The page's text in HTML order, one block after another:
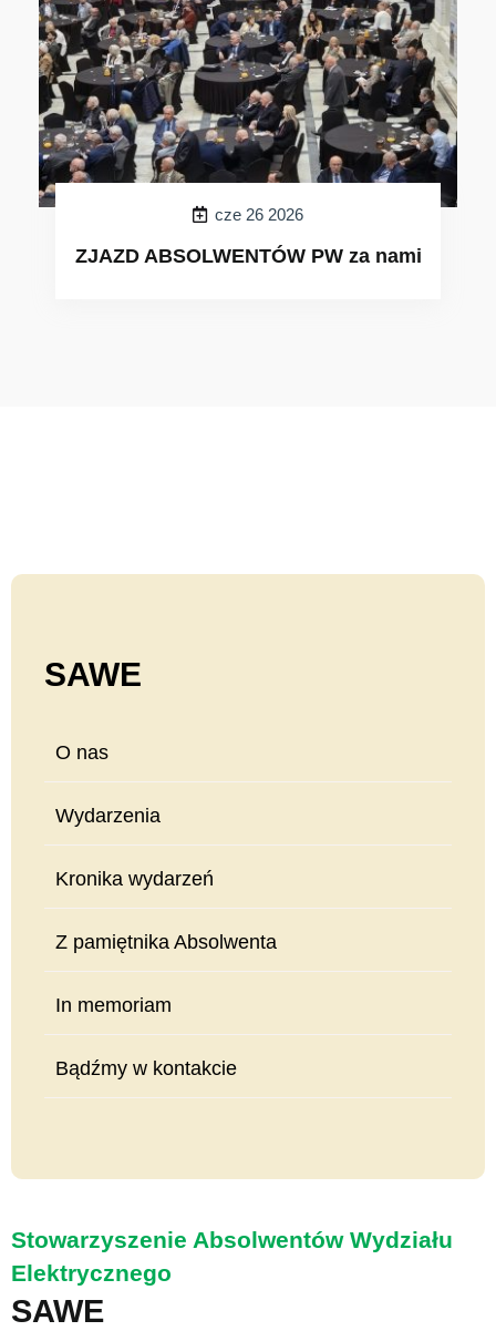
cze 26 2026
ZJAZD ABSOLWENTÓW PW za nami
SAWE
O nas
Wydarzenia
Kronika wydarzeń
Z pamiętnika Absolwenta
In memoriam
Bądźmy w kontakcie
Stowarzyszenie Absolwentów Wydziału
Elektrycznego
SAWE